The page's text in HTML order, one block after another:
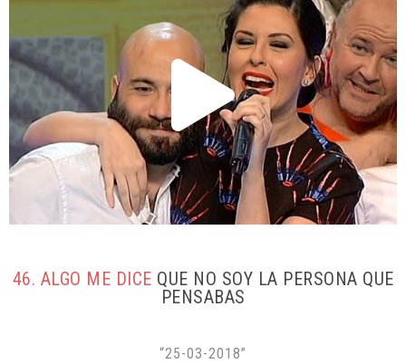
46. ALGO ME DICE QUE NO SOY LA PERSONA QUE
PENSABAS
“25-03-2018”